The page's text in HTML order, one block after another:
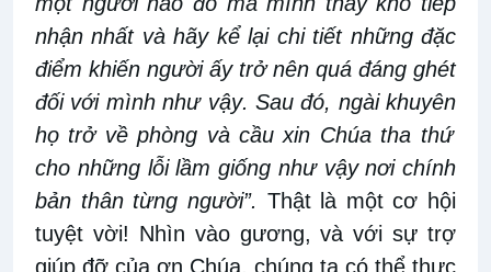
nhận nhấtvà hãy kể lại chi tiết những đặc
điểm khiến người ấy trở nên quá đáng ghét
đối với mìnhnhư vậy. Sau đó, ngàikhuyên
họ trở về phòng và cầu xin Chúa tha thứ
cho những lỗi lầm giống như vậy nơi chính
bản thân từng người”. Thật là một cơ hội
tuyệt vời! Nhìn vào gương, và với sự trợ
giúp đỡ của ơn Chúa, chúng ta có thể thực